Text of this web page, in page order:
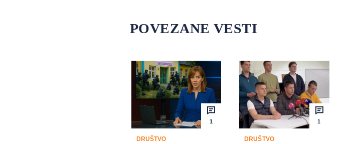
POVEZANE VESTI
1
DRUŠTVO
1
DRUŠTVO